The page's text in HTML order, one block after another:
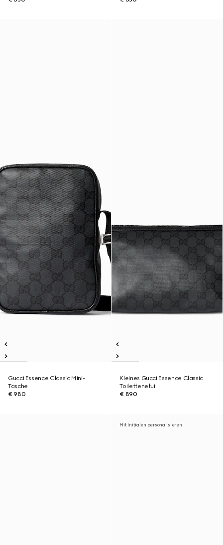
Gucci Essence Classic Mini-
Tasche
€ 980
Kleines Gucci Essence Classic
Toilettenetui
€ 890
Mit Initialen personalisieren